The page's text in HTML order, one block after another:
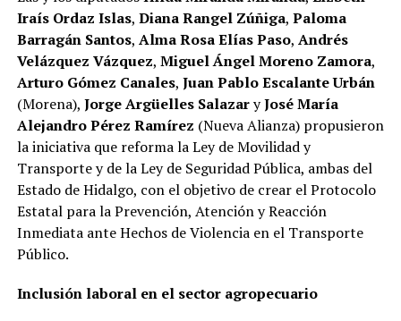
Iraís Ordaz Islas, Diana Rangel Zúñiga, Paloma
Barragán Santos, Alma Rosa Elías Paso, Andrés
Velázquez Vázquez, Miguel Ángel Moreno Zamora,
Arturo Gómez Canales, Juan Pablo Escalante Urbán
(Morena), Jorge Argüelles SalazaryJosé María
Alejandro Pérez Ramírez (Nueva Alianza) propusieron
la iniciativa que reforma la Ley de Movilidad y
Transporte y de la Ley de Seguridad Pública, ambas del
Estado de Hidalgo, con el objetivo de crear el Protocolo
Estatal para la Prevención, Atención y Reacción
Inmediata ante Hechos de Violencia en el Transporte
Público.
Inclusión laboral en el sector agropecuario